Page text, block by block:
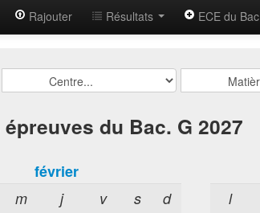
Rajouter Résultats ECE du Bac
du Bac. G 2027
février
m j v s d l